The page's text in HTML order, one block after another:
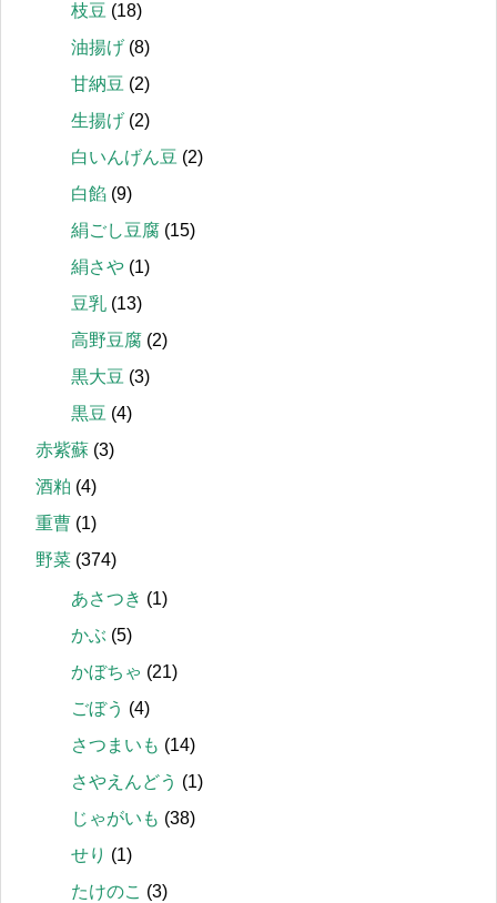
枝豆 (18)
油揚げ (8)
甘納豆 (2)
生揚げ (2)
白いんげん豆 (2)
白餡 (9)
絹ごし豆腐 (15)
絹さや (1)
豆乳 (13)
高野豆腐 (2)
黒大豆 (3)
黒豆 (4)
赤紫蘇 (3)
酒粕 (4)
重曹 (1)
野菜 (374)
あさつき (1)
かぶ (5)
かぼちゃ (21)
ごぼう (4)
さつまいも (14)
さやえんどう (1)
じゃがいも (38)
せり (1)
たけのこ (3)